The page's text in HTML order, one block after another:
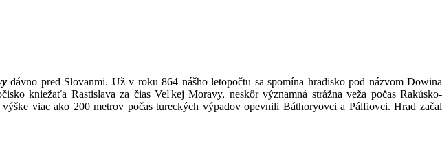
dávno pred Slovanmi. Už v roku 864 nášho letopočtu sa spomína hradisko pod názvom Dowina
kniežaťa Rastislava za čias Veľkej Moravy, neskôr významná strážna veža počas Rakúsko-
viac ako 200 metrov počas tureckých výpadov opevnili Báthoryovci a Pálfiovci. Hrad začal